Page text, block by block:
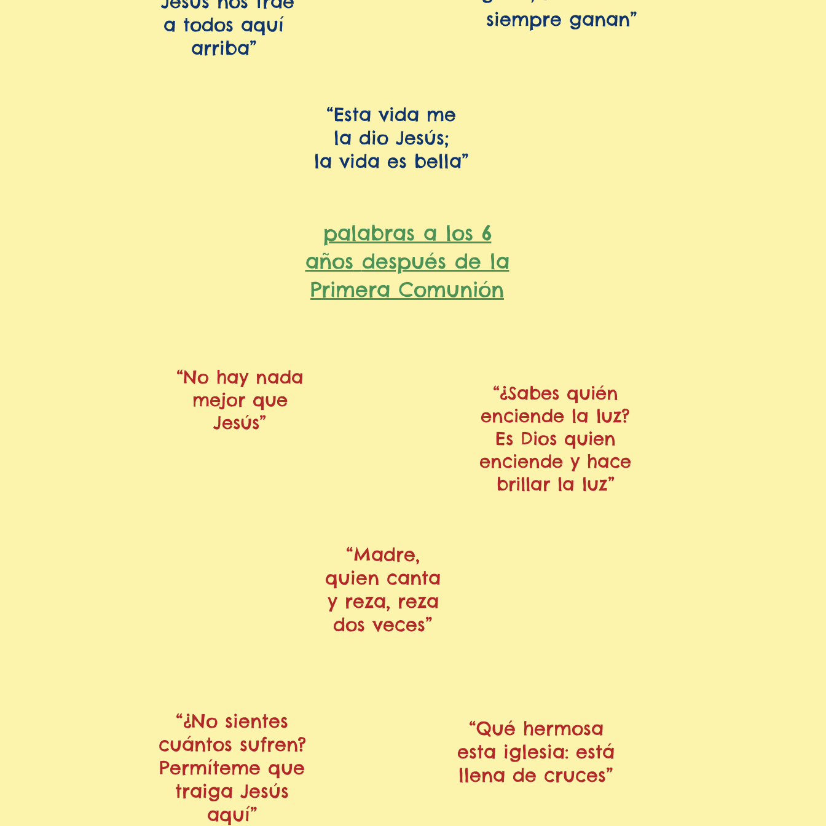
a todos aquí
arriba”
“Esta vida me
la dio Jesús;
la vida es bella”
siempre ganan”
palabras a los 6
años después de la
Primera Comunión
“No hay nada
mejor que
Jesús”
“¿Sabes quién
enciende la luz?
Es Dios quien
enciende y hace
brillar la luz”
“Madre,
quien canta
y reza, reza
dos veces”
“¿No sientes
cuántos sufren?
Permíteme que
traiga Jesús
aquí”
“Qué hermosa
esta iglesia: está
llena de cruces”